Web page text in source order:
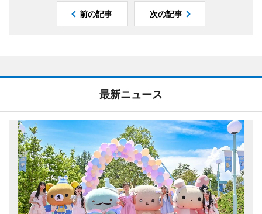
前の記事 次の記事
最新ニュース